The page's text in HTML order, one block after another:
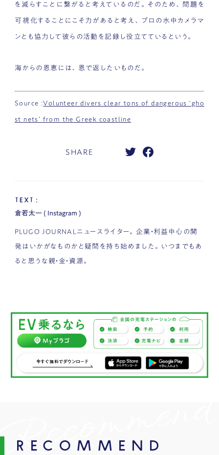
を減らすことに繋がると考えているのだ。そのため、問題を
可視化することにこそ力があると考え、プロの水中カメラマ
ンとも協力して彼らの活動を記録し役立てているという。
海からの恩恵には、恩で返したいものだ。
Source :Volunteer divers clear tons of dangerous ‘gho
st nets’ from the Greek coastline
SHARE
TEXT：
倉若太一 ( Instagram )
PLUGO JOURNALニュースライター。企業・利益中心の開
発はいかがなものかと疑問を持ち始めました。いつまでもあ
ると思うな親・金・資源。
RECOMMEND